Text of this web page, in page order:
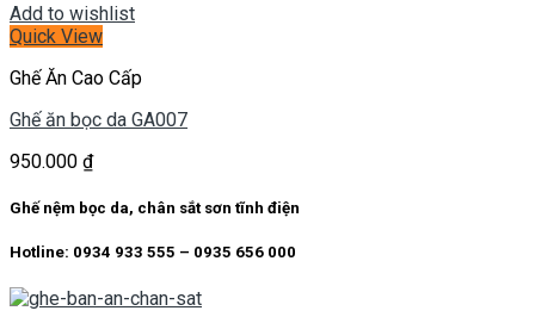
Add to wishlist
Quick View
Ghế Ăn Cao Cấp
Ghế ăn bọc da GA007
950.000 ₫
Ghế nệm bọc da, chân sắt sơn tĩnh điện
Hotline: 0934 933 555 – 0935 656 000